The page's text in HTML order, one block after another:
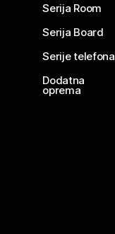
Serija Room
Serija Board
Serije telefona
Dodatna
oprema